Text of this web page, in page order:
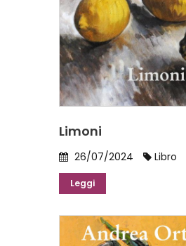
Limoni
26/07/2024 Libro
Leggi